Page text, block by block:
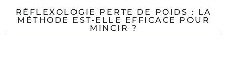
RÉFLEXOLOGIE PERTE DE POIDS : LA
MÉTHODE EST-ELLE EFFICACE POUR
MINCIR ?